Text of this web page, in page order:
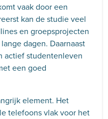
vaak door een
kan de studie veel
en groepsprojecten
dagen. Daarnaast
actief studentenleven
een goed
element. Het
telefoons vlak voor het